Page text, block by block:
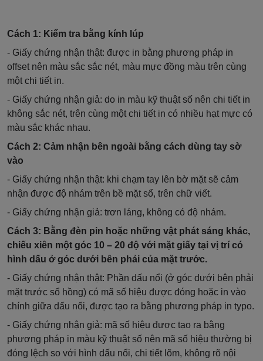
Cách 1: Kiểm tra bằng kính lúp
- Giấy chứng nhận thật: được in bằng phương pháp in
offset nên màu sắc sắc nét, màu mực đồng màu trên cùng
một chi tiết in.
- Giấy chứng nhận giả: do in màu kỹ thuật số nên chi tiết in
không sắc nét, trên cùng một chi tiết in có nhiều hạt mực có
màu sắc khác nhau.
Cách 2: Cảm nhận bên ngoài bằng cách dùng tay sờ
vào
- Giấy chứng nhận thật: khi chạm tay lên bờ mặt sẽ cảm
nhận được độ nhám trên bề mặt sổ, trên chữ viết.
- Giấy chứng nhận giả: trơn láng, không có độ nhám.
Cách 3: Bằng đèn pin hoặc những vật phát sáng khác,
chiếu xiên một góc 10 – 20 độ với mặt giấy tại vị trí có
hình dấu ở góc dưới bên phải của mặt trước.
- Giấy chứng nhận thật: Phần dấu nổi (ở góc dưới bên phải
mặt trước sổ hồng) có mã số hiệu được đóng hoặc in vào
chính giữa dấu nổi, được tạo ra bằng phương pháp in typo.
- Giấy chứng nhận giả: mã số hiệu được tạo ra bằng
phương pháp in màu kỹ thuật số nên mã số hiệu thường bị
đóng lệch so với hình dấu nổi, chi tiết lõm, không rõ nội